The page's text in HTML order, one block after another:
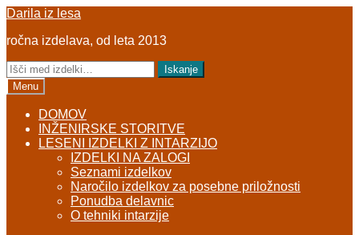
Skip
navigation
Skip
content
Darila iz lesa
ročna izdelava, od leta 2013
Išči:
Iskanje
Menu
DOMOV
INŽENIRSKE STORITVE
LESENI IZDELKI Z INTARZIJO
IZDELKI NA ZALOGI
Seznami izdelkov
Naročilo izdelkov za posebne priložnosti
Ponudba delavnic
O tehniki intarzije